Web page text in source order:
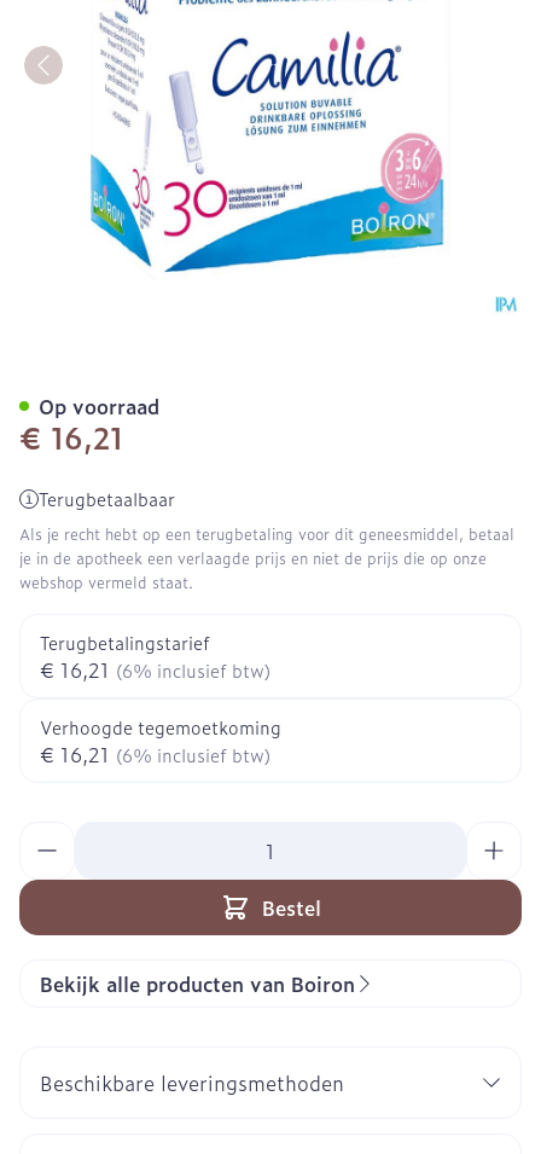
€ 16,21
Terugbetaalbaar
Als je recht hebt op een terugbetaling voor dit geneesmiddel, betaal
je in de apotheek een verlaagde prijs en niet de prijs die op onze
webshop vermeld staat.
Terugbetalingstarief
€ 16,21 (6% inclusief btw)
Verhoogde tegemoetkoming
€ 16,21 (6% inclusief btw)
Bestel
Op voorraad
Bekijk alle producten van Boiron
Beschikbare leveringsmethoden